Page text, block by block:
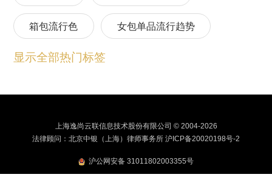
箱包流行色 女包单品流行趋势
箱包流行趋势预测
包包设计师品牌 2024春夏包包趋势
24/25秋冬包包流行趋势预测
显示全部热门标签
上海逸尚云联信息技术股份有限公司 © 2004-2026
法律顾问：北京中银（上海）律师事务所 沪ICP备20020198号-2
沪公网安备 31011802003355号